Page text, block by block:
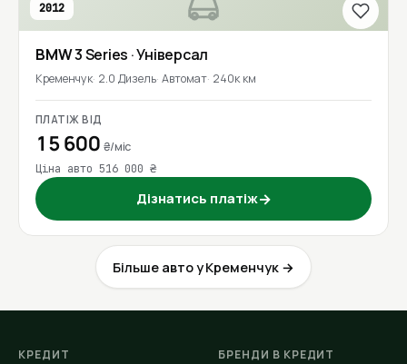
2012
BMW3 Series · Універсал
Кременчук 2.0 Дизель Автомат 240к км
ПЛАТІЖ ВІД
15 600 ₴/міс
Ціна авто 516 000 ₴
Дізнатись платіж→
Більше авто у Кременчук →
КРЕДИТ БРЕНДИ В КРЕДИТ